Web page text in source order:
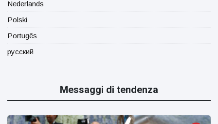
Nederlands
Polski
Portugês
русский
Messaggi di tendenza